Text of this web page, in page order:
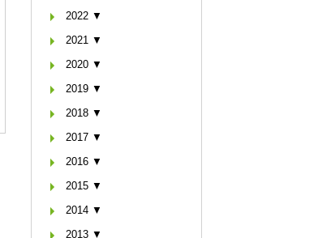
2022 ▼
2021 ▼
2020 ▼
2019 ▼
2018 ▼
2017 ▼
2016 ▼
2015 ▼
2014 ▼
2013 ▼